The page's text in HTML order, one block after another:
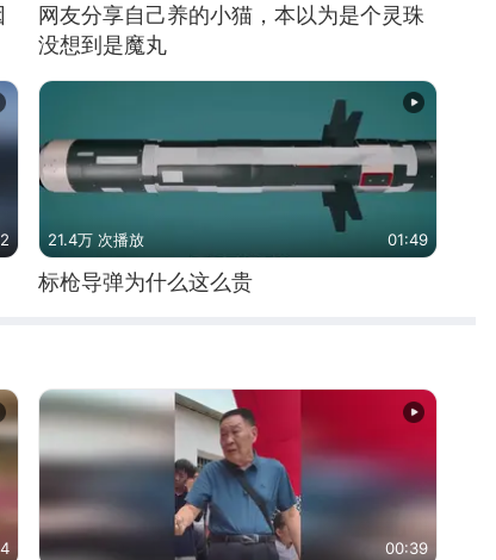
网友分享自己养的小猫，本以为是个灵珠
没想到是魔丸
21.4万 次播放 01:49
标枪导弹为什么这么贵
00:39